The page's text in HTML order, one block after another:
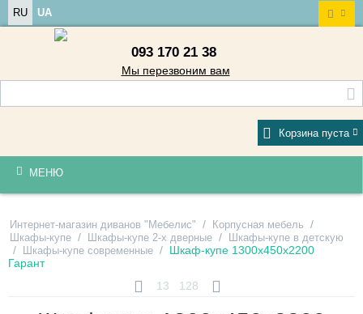
RU UA
093 170 21 38
Мы перезвоним вам
Корзина пуста
МЕНЮ
Интернет-магазин диванов "Мебелис" / Корпусная мебель /
Шкафы-купе / Шкафы-купе 2-х дверные / Шкафы-купе в детскую
/ Шкафы-купе современные / Шкаф-купе 1300х450х2200
Гарант
13
128